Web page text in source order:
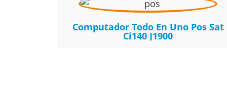
Computador Todo En Uno Pos Sat
Ci140 J1900